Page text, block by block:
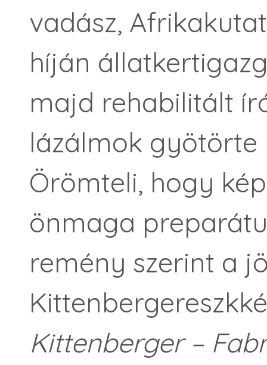
vadász,
híján
majd rehabilitált
lázálmok gyötörte
Örömteli, hogy
önmaga
remény szerint a
Kittenberger –